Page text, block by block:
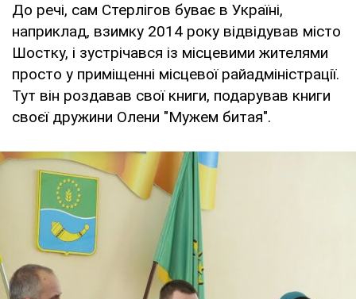
До речі, сам Стерлігов буває в Україні,
наприклад, взимку 2014 року відвідував місто
Шостку, і зустрічався із місцевими жителями
просто у приміщенні місцевої райадміністрації.
Тут він роздавав свої книги, подарував книги
своєї дружини Олени "Мужем битая".